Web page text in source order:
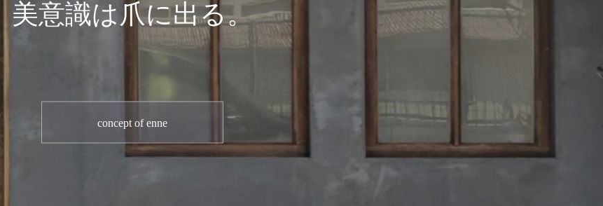
美意識は爪に出る。
concept of enne